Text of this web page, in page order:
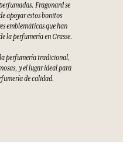
Fragonard se
apoyar estos bonitos
emblemáticas que han
la perfumería en Grasse.
la perfumería tradicional,
y el lugar ideal para
de calidad.